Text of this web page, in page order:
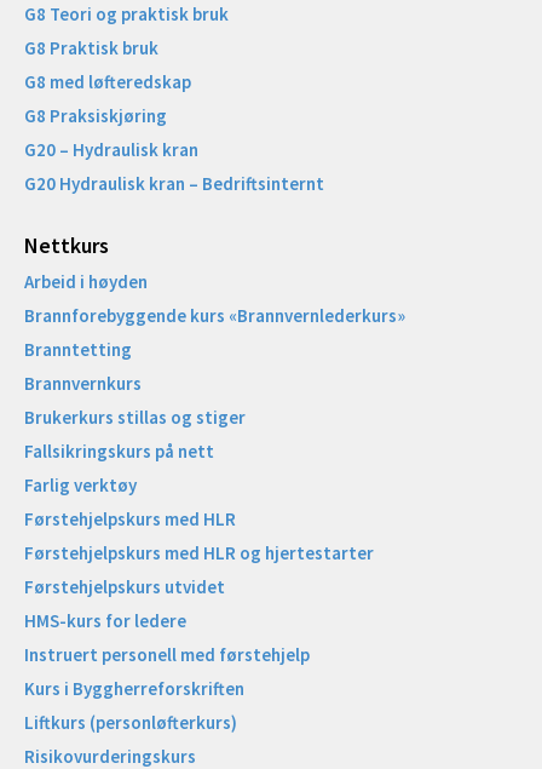
G8 Teori og praktisk bruk
G8 Praktisk bruk
G8 med løfteredskap
G8 Praksiskjøring
G20 – Hydraulisk kran
G20 Hydraulisk kran – Bedriftsinternt
Nettkurs
Arbeid i høyden
Brannforebyggende kurs «Brannvernlederkurs»
Branntetting
Brannvernkurs
Brukerkurs stillas og stiger
Fallsikringskurs på nett
Farlig verktøy
Førstehjelpskurs med HLR
Førstehjelpskurs med HLR og hjertestarter
Førstehjelpskurs utvidet
HMS-kurs for ledere
Instruert personell med førstehjelp
Kurs i Byggherreforskriften
Liftkurs (personløfterkurs)
Risikovurderingskurs